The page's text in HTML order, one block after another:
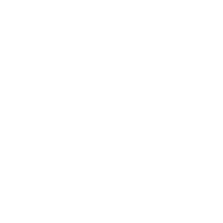
wir sagen
Kind ist
bedeutet für
uns doch sehr